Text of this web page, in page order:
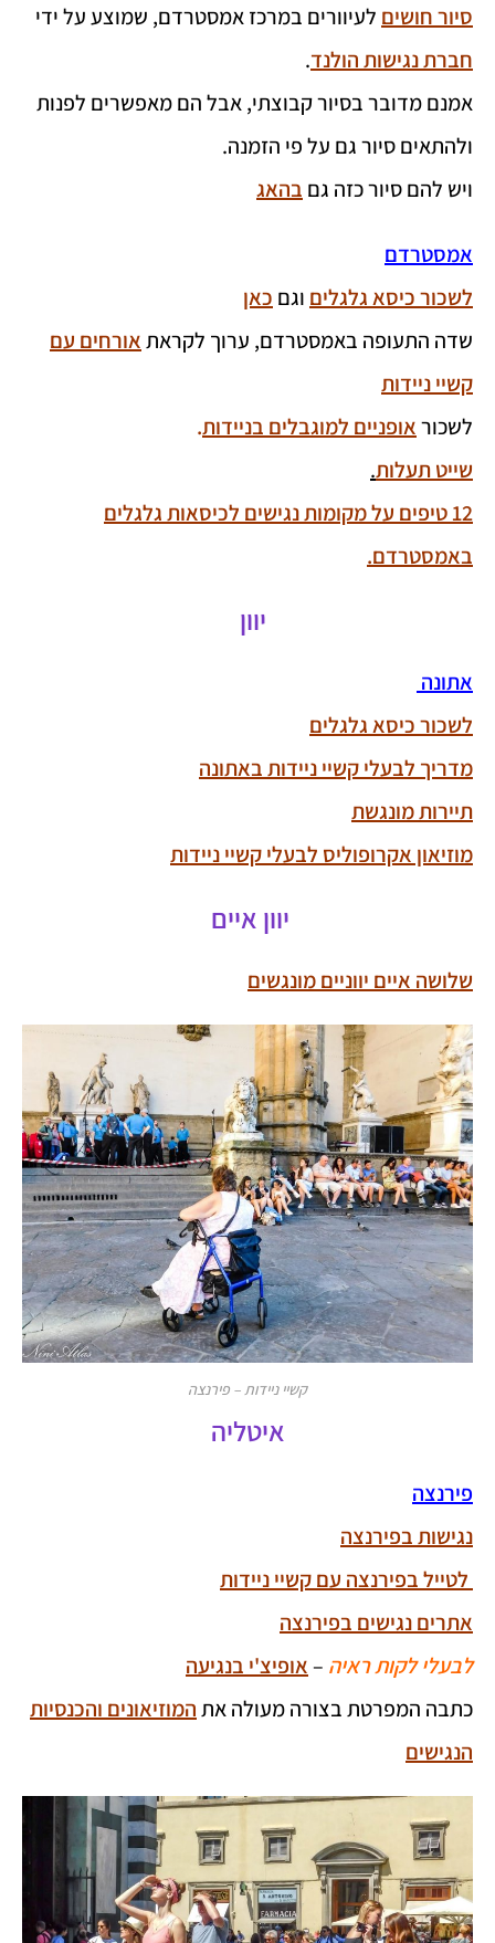
סיור חושים לעיוורים במרכז אמסטרדם, שמוצע על ידי
חברת נגישות הולנד.
אמנם מדובר בסיור קבוצתי, אבל הם מאפשרים לפנות
ולהתאים סיור גם על פי הזמנה.
ויש להם סיור כזה גם בהאג
אמסטרדם
לשכור כיסא גלגלים וגם כאן
שדה התעופה באמסטרדם, ערוך לקראתאורחים עם
קשיי ניידות
לשכוראופניים למוגבלים בניידות.
שייט תעלות.
12 טיפים על מקומות נגישים לכיסאות גלגלים
באמסטרדם.
יוון
אתונה
לשכור כיסא גלגלים
מדריך לבעלי קשיי ניידות באתונה
תיירות מונגשת
מוזיאון אקרופוליס לבעלי קשיי ניידות
יוון איים
שלושה איים יווניים מונגשים
קשיי ניידות – פירנצה
איטליה
פירנצה
נגישות בפירנצה
לטייל בפירנצה עם קשיי ניידות
אתרים נגישים בפירנצה
לבעלי לקות ראיה –אופיצ'י בנגיעה
כתבה המפרטת בצורה מעולה אתהמוזיאונים והכנסיות
הנגישים